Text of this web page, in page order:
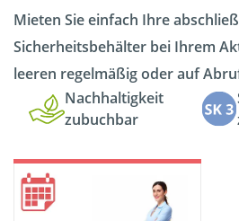
Mieten Sie einfach Ihre
Sicherheitsbehälter bei Ihrem
leeren regelmäßig oder auf
Nachhaltigkeit
zubuchbar